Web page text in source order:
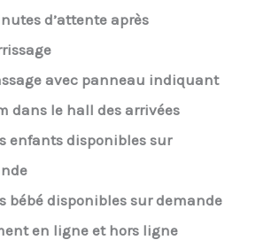
d’attente après
avec panneau indiquant
dans le hall des arrivées
enfants disponibles sur
bébé disponibles sur demande
en ligne et hors ligne